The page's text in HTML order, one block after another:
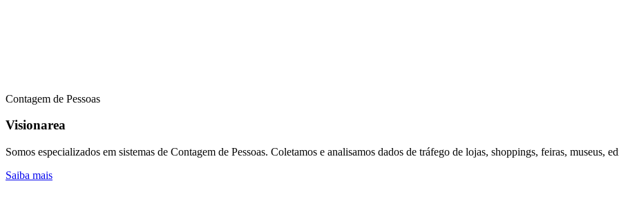
Contagem de Pessoas
Visionarea
Somos especializados em sistemas de Contagem de Pessoas. Coletamos e analisamos dados de tráfego de lojas, shoppings, feiras, museus,
Saiba mais